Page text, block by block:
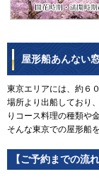
屋形船あんない
東京エリアには、約６
場所より出船しており
りコース料理の種類や
そんな東京での屋形船
【ご予約までの流れ